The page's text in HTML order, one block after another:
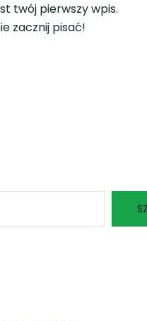
twój pierwszy wpis.
zacznij pisać!